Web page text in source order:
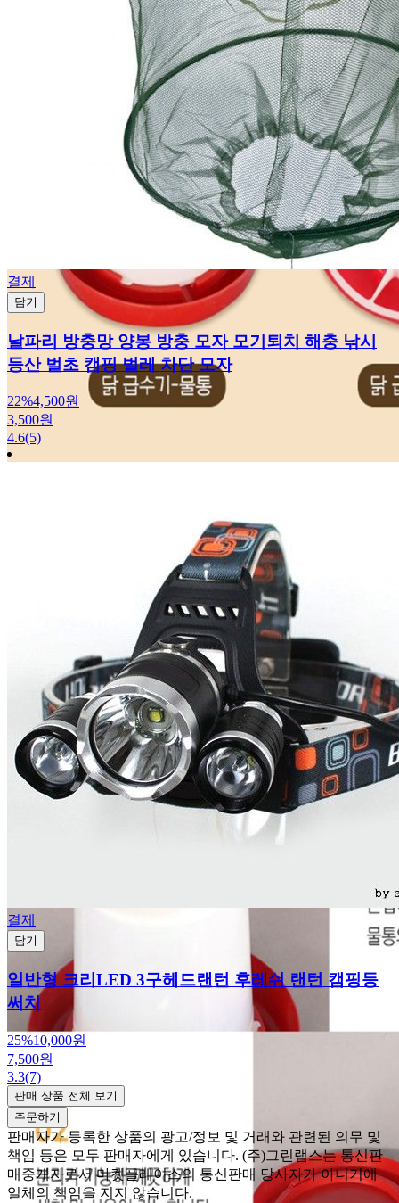
결제
담기
날파리 방충망 양봉 방충 모자 모기퇴치 해충 낚시
등산 벌초 캠핑 벌레 차단 모자
22%4,500원
3,500원
4.6(5)
결제
담기
일반형 크리LED 3구헤드랜턴 후레쉬 랜턴 캠핑등
써치
25%10,000원
7,500원
3.3(7)
판매 상품 전체 보기
주문하기
판매자가 등록한 상품의 광고/정보 및 거래와 관련된 의무 및
책임 등은 모두 판매자에게 있습니다. (주)그린랩스는 통신판
매중개자로서 마켓플레이스의 통신판매 당사자가 아니기에
일체의 책임을 지지 않습니다.